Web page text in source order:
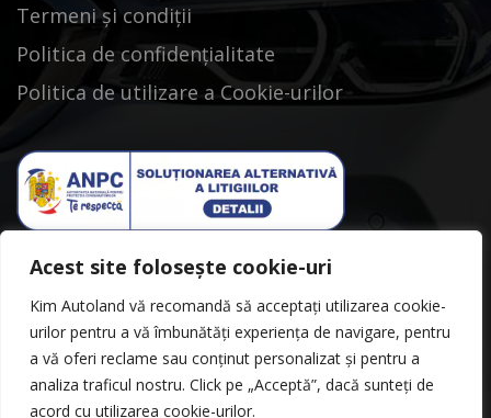
Acest site folosește cookie-uri
Kim Autoland vă recomandă să acceptați utilizarea cookie-
urilor pentru a vă îmbunătăți experiența de navigare, pentru
a vă oferi reclame sau conținut personalizat și pentru a
analiza traficul nostru. Click pe „Acceptă”, dacă sunteți de
acord cu utilizarea cookie-urilor.
Termeni și condiții
Politica de confidențialitate
Politica de utilizare a Cookie-urilor